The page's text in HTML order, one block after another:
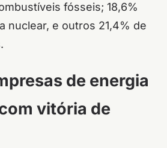
fósseis; 18,6%
nuclear, e outros 21,4% de
de energia
vitória de